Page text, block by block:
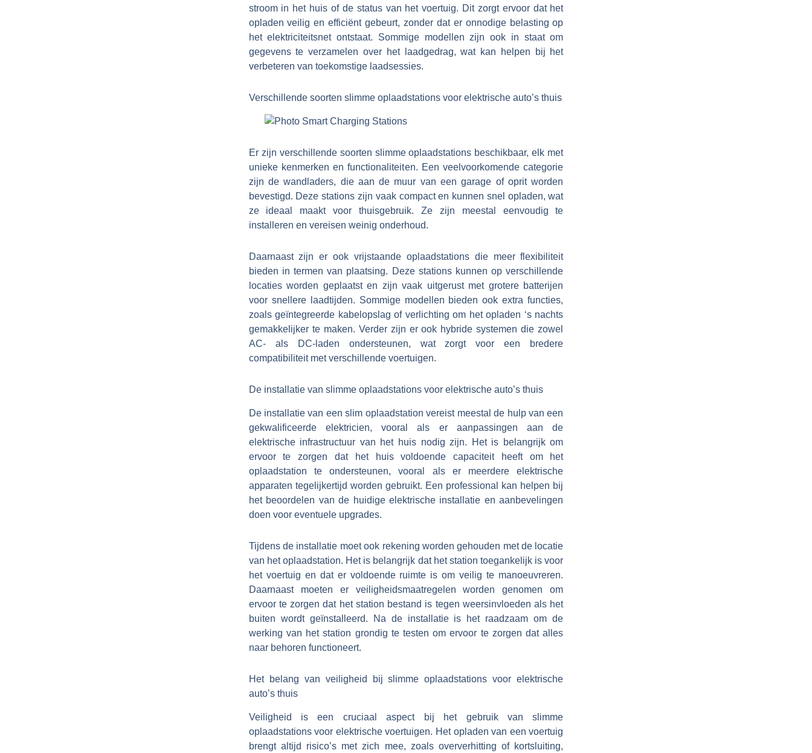
stroom in het huis of de status van het voertuig. Dit zorgt ervoor dat het
opladen veilig en efficiënt gebeurt, zonder dat er onnodige belasting op
het elektriciteitsnet ontstaat. Sommige modellen zijn ook in staat om
gegevens te verzamelen over het laadgedrag, wat kan helpen bij het
verbeteren van toekomstige laadsessies.
Verschillende soorten slimme oplaadstations voor elektrische auto’s thuis
Er zijn verschillende soorten slimme oplaadstations beschikbaar, elk met
unieke kenmerken en functionaliteiten. Een veelvoorkomende categorie
zijn de wandladers, die aan de muur van een garage of oprit worden
bevestigd. Deze stations zijn vaak compact en kunnen snel opladen, wat
ze ideaal maakt voor thuisgebruik. Ze zijn meestal eenvoudig te
installeren en vereisen weinig onderhoud.
Daarnaast zijn er ook vrijstaande oplaadstations die meer flexibiliteit
bieden in termen van plaatsing. Deze stations kunnen op verschillende
locaties worden geplaatst en zijn vaak uitgerust met grotere batterijen
voor snellere laadtijden. Sommige modellen bieden ook extra functies,
zoals geïntegreerde kabelopslag of verlichting om het opladen ‘s nachts
gemakkelijker te maken. Verder zijn er ook hybride systemen die zowel
AC- als DC-laden ondersteunen, wat zorgt voor een bredere
compatibiliteit met verschillende voertuigen.
De installatie van slimme oplaadstations voor elektrische auto’s thuis
De installatie van een slim oplaadstation vereist meestal de hulp van een
gekwalificeerde elektricien, vooral als er aanpassingen aan de
elektrische infrastructuur van het huis nodig zijn. Het is belangrijk om
ervoor te zorgen dat het huis voldoende capaciteit heeft om het
oplaadstation te ondersteunen, vooral als er meerdere elektrische
apparaten tegelijkertijd worden gebruikt. Een professional kan helpen bij
het beoordelen van de huidige elektrische installatie en aanbevelingen
doen voor eventuele upgrades.
Tijdens de installatie moet ook rekening worden gehouden met de locatie
van het oplaadstation. Het is belangrijk dat het station toegankelijk is voor
het voertuig en dat er voldoende ruimte is om veilig te manoeuvreren.
Daarnaast moeten er veiligheidsmaatregelen worden genomen om
ervoor te zorgen dat het station bestand is tegen weersinvloeden als het
buiten wordt geïnstalleerd. Na de installatie is het raadzaam om de
werking van het station grondig te testen om ervoor te zorgen dat alles
naar behoren functioneert.
Het belang van veiligheid bij slimme oplaadstations voor elektrische
auto’s thuis
Veiligheid is een cruciaal aspect bij het gebruik van slimme
oplaadstations voor elektrische voertuigen. Het opladen van een voertuig
brengt altijd risico’s met zich mee, zoals oververhitting of kortsluiting,